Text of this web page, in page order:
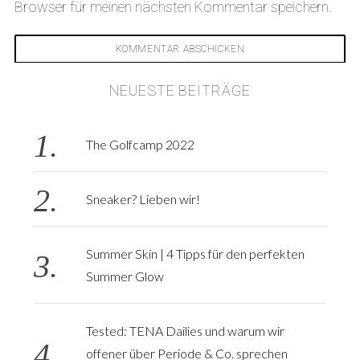
Browser für meinen nächsten Kommentar speichern.
NEUESTE BEITRÄGE
The Golfcamp 2022
Sneaker? Lieben wir!
Summer Skin | 4 Tipps für den perfekten
Summer Glow
Tested: TENA Dailies und warum wir
offener über Periode & Co. sprechen